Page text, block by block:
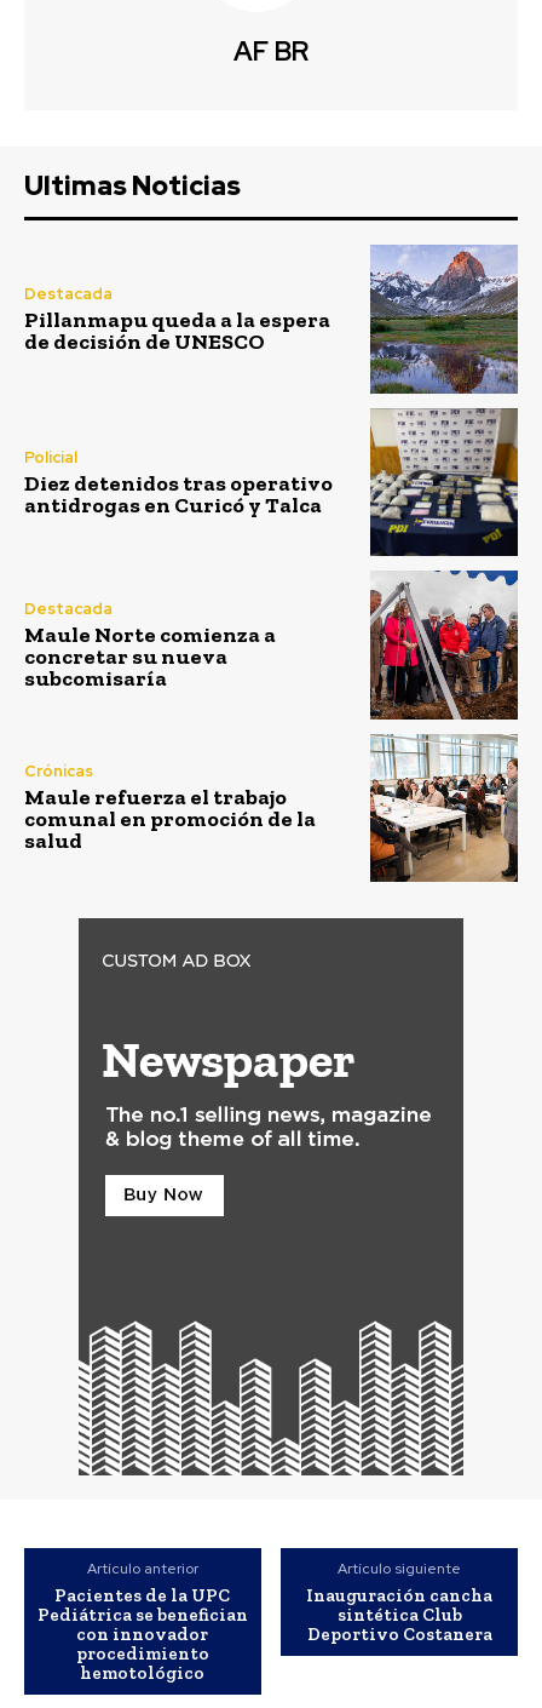
AF BR
Ultimas Noticias
Destacada
Pillanmapu queda a la espera
de decisión de UNESCO
Policial
Diez detenidos tras operativo
antidrogas en Curicó y Talca
Destacada
Maule Norte comienza a
concretar su nueva
subcomisaría
Crónicas
Maule refuerza el trabajo
comunal en promoción de la
salud
Artículo anterior
Pacientes de la UPC
Pediátrica se benefician
con innovador
procedimiento
hemotológico
Artículo siguiente
Inauguración cancha
sintética Club
Deportivo Costanera